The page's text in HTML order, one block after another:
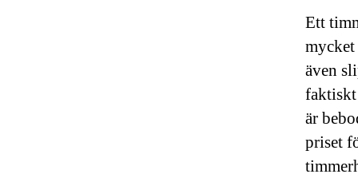
Ett
även
faktiskt
är
priset